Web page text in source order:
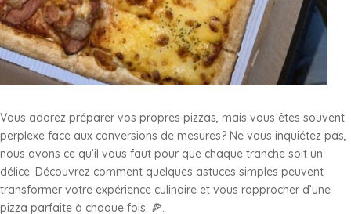
Vous adorez préparer vos propres pizzas, mais vous êtes souvent
perplexe face aux conversions de mesures? Ne vous inquiétez pas,
nous avons ce qu’il vous faut pour que chaque tranche soit un
délice. Découvrez comment quelques astuces simples peuvent
transformer votre expérience culinaire et vous rapprocher d’une
pizza parfaite à chaque fois. 🍕.